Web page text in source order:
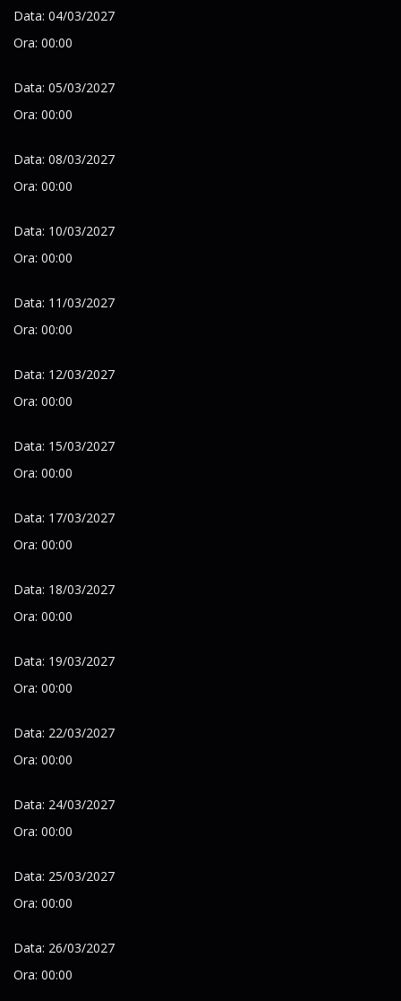
Data: 04/03/2027
Ora: 00:00
Data: 05/03/2027
Ora: 00:00
Data: 08/03/2027
Ora: 00:00
Data: 10/03/2027
Ora: 00:00
Data: 11/03/2027
Ora: 00:00
Data: 12/03/2027
Ora: 00:00
Data: 15/03/2027
Ora: 00:00
Data: 17/03/2027
Ora: 00:00
Data: 18/03/2027
Ora: 00:00
Data: 19/03/2027
Ora: 00:00
Data: 22/03/2027
Ora: 00:00
Data: 24/03/2027
Ora: 00:00
Data: 25/03/2027
Ora: 00:00
Data: 26/03/2027
Ora: 00:00